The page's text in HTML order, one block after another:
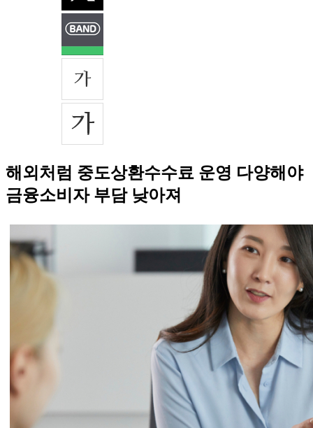
해외처럼 중도상환수수료 운영 다양해야
금융소비자 부담 낮아져